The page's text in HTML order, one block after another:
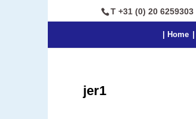
T +31 (0) 20 6259303
| Home
jer1